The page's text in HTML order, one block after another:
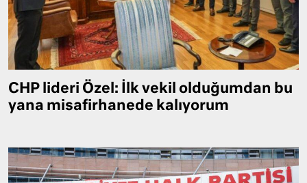
CHP lideri Özel: İlk vekil olduğumdan bu
yana misafirhanede kalıyorum